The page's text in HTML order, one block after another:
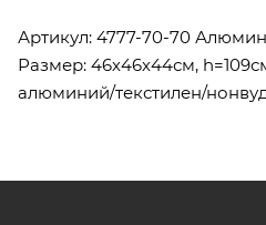
Артикул: 4777-70-70
Размер: 46х46х44см,
алюминий/текстилен/